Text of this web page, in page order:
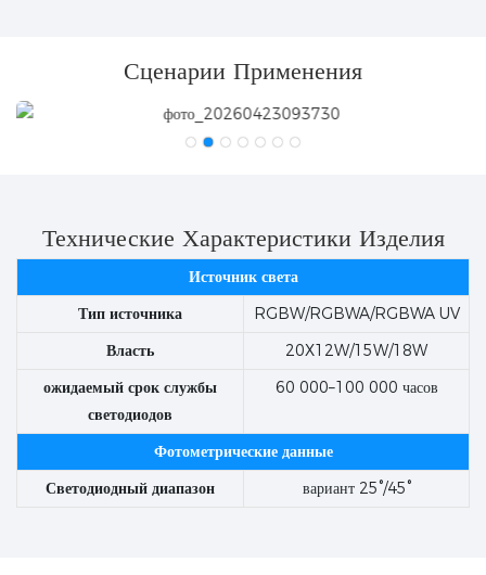
Сценарии Применения
Технические Характеристики Изделия
Источник света
Тип источника
RGBW/RGBWA/RGBWA UV
Власть
20X12W/15W/18W
ожидаемый срок службы
светодиодов
60 000–100 000 часов
Фотометрические данные
Светодиодный диапазон
вариант 25°/45°